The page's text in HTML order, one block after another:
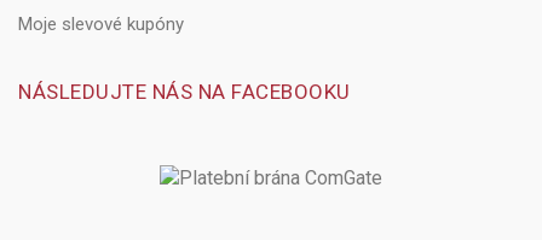
Moje slevové kupóny
NÁSLEDUJTE NÁS NA FACEBOOKU